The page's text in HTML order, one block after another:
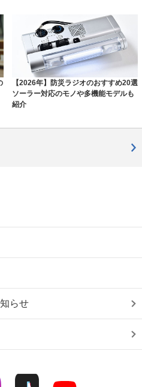
【2026年】防災ラジオのおすすめ20選
ソーラー対応のモノや多機能モデルも
紹介
らせ